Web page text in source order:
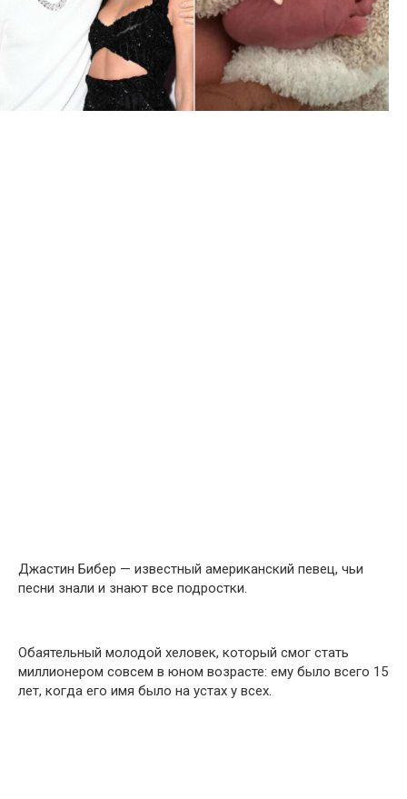
Джастин Бибер — известный американский певец, чьи
песни знали и знают все подростки.
Обаятельный молодой хеловек, который смог стать
миллионером совсем в юном возрасте: ему было всего 15
лет, когда его имя было на устах у всех.